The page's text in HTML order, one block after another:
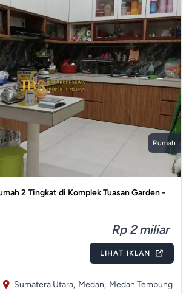
Rumah
2 Tingkat di Komplek Tuasan Garden -
Rp 2 miliar
LIHAT IKLAN
Sumatera Utara, Medan, Medan Tembung